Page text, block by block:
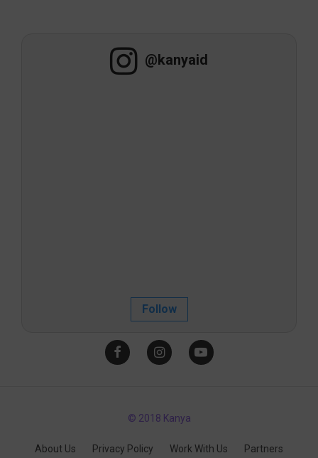
@kanyaid
Follow
© 2018 Kanya
About Us Privacy Policy Work With Us Partners